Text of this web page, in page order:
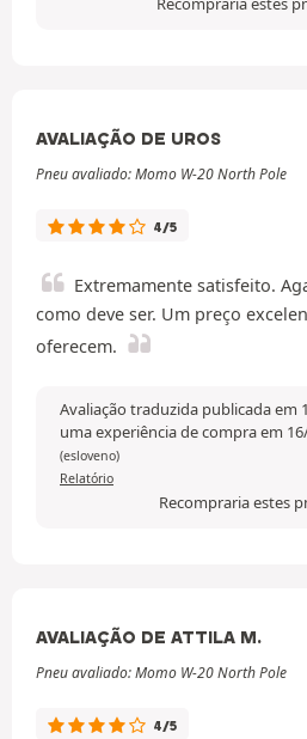
AVALIAÇÃO DE UROS
Pneu avaliado: Momo W-20 North Pole
4/5
Extremamente satisfeito.
como deve ser. Um preço
oferecem.
Avaliação traduzida publicada em
uma experiência de compra em
(esloveno)
Relatório
Recompraria estes
AVALIAÇÃO DE ATTILA M.
Pneu avaliado: Momo W-20 North Pole
4/5